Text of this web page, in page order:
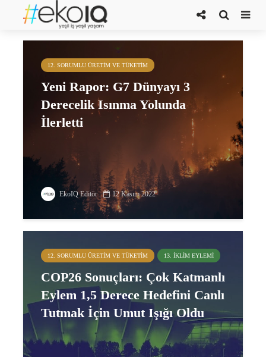
glasgow iklim paktı
12. SORUMLU ÜRETIM VE TÜKETIM
Yeni Rapor: G7 Dünyayı 3
Derecelik Isınma Yolunda
İlerletti
EkoIQ Editör 12 Kasım 2022
12. SORUMLU ÜRETIM VE TÜKETIM 13. İKLIM EYLEMI
COP26 Sonuçları: Çok Katmanlı
Eylem 1,5 Derece Hedefini Canlı
Tutmak İçin Umut Işığı Oldu